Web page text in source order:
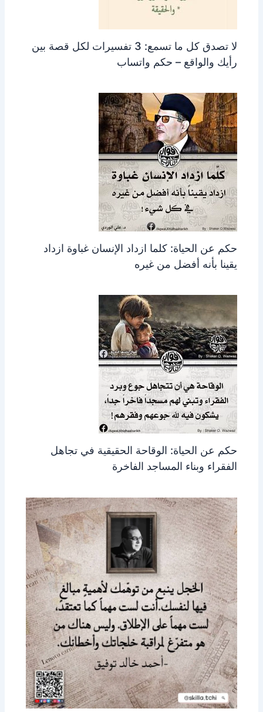
لا تصدق كل ما تسمع: 3 تفسيرات لكل قصة بين
رأيك والواقع – حكم واتساب
حكم عن الحياة: كلما ازداد الإنسان غباوة ازداد
يقينا بأنه أفضل من غيره
حكم عن الحياة: الوقاحة الحقيقية في تجاهل
الفقراء وبناء المساجد الفاخرة